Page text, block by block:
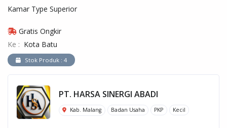
Kamar Type Superior
Gratis Ongkir
Ke : Kota Batu
Stok Produk : 4
PT. HARSA SINERGI ABADI
Kab. Malang Badan Usaha PKP Kecil